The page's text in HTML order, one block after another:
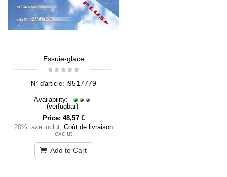
Essuie-glace
N° d'article: i9517779
Availability:
(verfügbar)
Price: 48,57 €
20% taxe inclut, Coût de livraison
exclut
Add to Cart